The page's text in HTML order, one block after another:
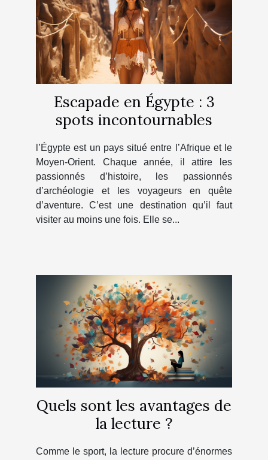
Escapade en Égypte : 3
spots incontournables
l’Égypte est un pays situé entre l’Afrique et le
Moyen-Orient. Chaque année, il attire les
passionnés d’histoire, les passionnés
d’archéologie et les voyageurs en quête
d’aventure. C’est une destination qu’il faut
visiter au moins une fois. Elle se...
Quels sont les avantages de
la lecture ?
Comme le sport, la lecture procure d’énormes